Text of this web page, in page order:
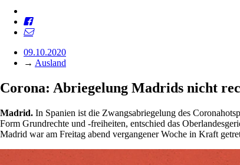
09.10.2020
→ Ausland
Corona: Abriegelung Madrids nicht
Madrid. In Spanien ist die Zwangsabriegelung des
Form Grundrechte und -freiheiten, entschied das
Madrid war am Freitag abend vergangener Woche in Kraft